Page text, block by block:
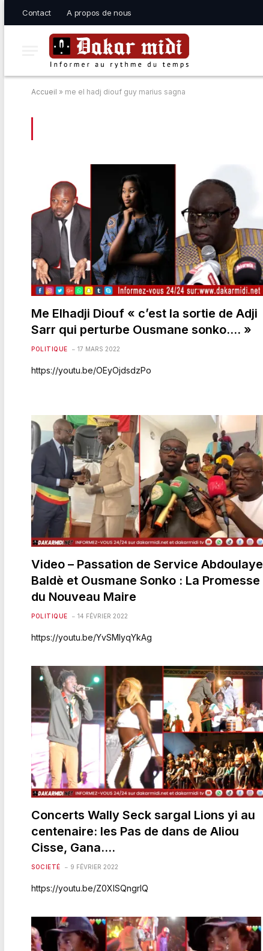
Contact A propos de nous
Accueil » me el hadj diouf guy marius sagna
Me Elhadji Diouf « c’est la sortie de Adji
Sarr qui perturbe Ousmane sonko…. »
POLITIQUE 17 MARS 2022
https://youtu.be/OEyOjdsdzPo
Video – Passation de Service Abdoulaye
Baldè et Ousmane Sonko : La Promesse
du Nouveau Maire
POLITIQUE 14 FÉVRIER 2022
https://youtu.be/YvSMIyqYkAg
Concerts Wally Seck sargal Lions yi au
centenaire: les Pas de dans de Aliou
Cisse, Gana….
SOCIETÉ 9 FÉVRIER 2022
https://youtu.be/Z0XISQngrlQ